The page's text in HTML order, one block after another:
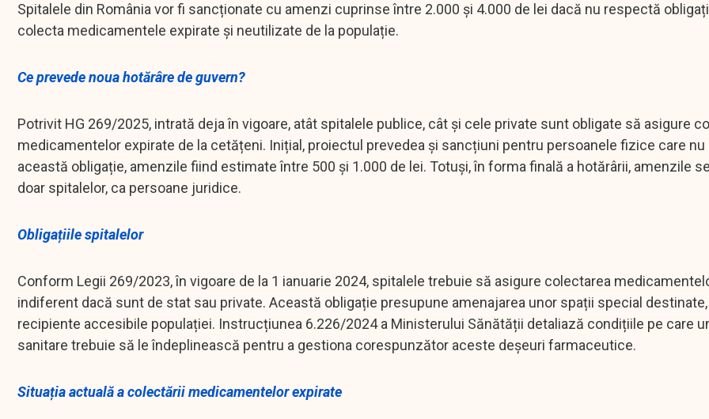
Spitalele din România vor fi sancționate cu amenzi cuprinse între 2.000 și 4.000 de lei dacă nu respectă
colecta medicamentele expirate și neutilizate de la populație.
Ce prevede noua hotărâre de guvern?
Potrivit HG 269/2025, intrată deja în vigoare, atât spitalele publice, cât și cele private sunt obligate să asigure
medicamentelor expirate de la cetățeni. Inițial, proiectul prevedea și sancțiuni pentru persoanele fizice care
această obligație, amenzile fiind estimate între 500 și 1.000 de lei. Totuși, în forma finală a hotărârii, amenzile
doar spitalelor, ca persoane juridice.
Obligațiile spitalelor
Conform Legii 269/2023, în vigoare de la 1 ianuarie 2024, spitalele trebuie să asigure colectarea
indiferent dacă sunt de stat sau private. Această obligație presupune amenajarea unor spații special
recipiente accesibile populației. Instrucțiunea 6.226/2024 a Ministerului Sănătății detaliază condițiile pe care
sanitare trebuie să le îndeplinească pentru a gestiona corespunzător aceste deșeuri farmaceutice.
Situația actuală a colectării medicamentelor expirate